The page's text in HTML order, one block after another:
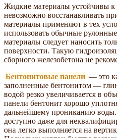
Жидкие материалы устойчивы
невозможно восстанавливать
материалы применяют в тех
использовать обычные
материалы следует наносить
поверхности. Такую
сборного железобетона не
Бентонитовые панели — это
заполненные бентонитом —
водой резко увеличивается в
панели бентонит хорошо
дальнейшему прониканию воды.
доступно даже для
она легко выполняется на